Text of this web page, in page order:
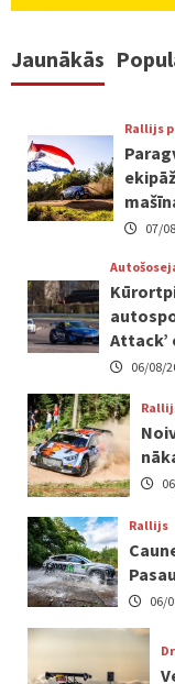
Jaunākās
Rallijs
07/
Attack’
06/08/
Rallijs
06/